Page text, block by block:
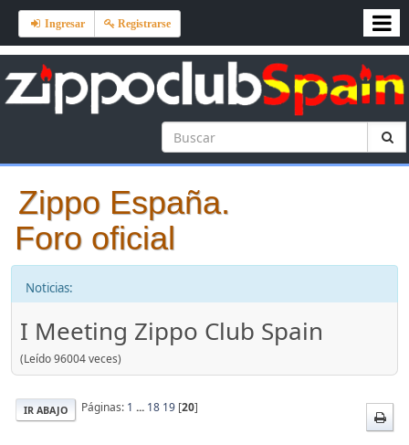
Ingresar Registrarse
Zippo España.
Foro oficial
Noticias:
I Meeting Zippo Club Spain
(Leído 96004 veces)
IR ABAJO Páginas: 1 ... 18 19 [20]